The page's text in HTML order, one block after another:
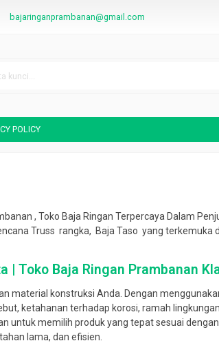
bajaringanprambanan@gmail.com
POLICY
, Toko Baja Ringan Terpercaya Dalam
Truss rangka, Baja Taso yang terkemuka
| Toko Baja Ringan Prambanan
material konstruksi Anda. Dengan
ketahanan terhadap korosi, ramah
untuk memilih produk yang tepat sesuai
lama, dan efisien.
Hubungi CS